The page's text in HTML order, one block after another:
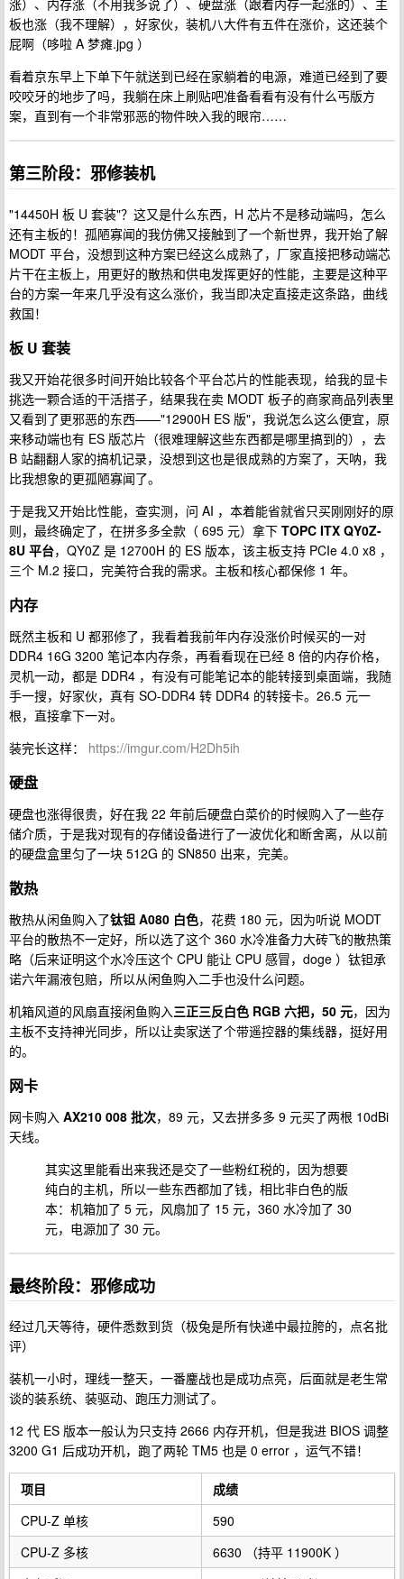
涨）、内存涨（不用我多说了）、硬盘涨（跟着内存一起涨的）、主
板也涨（我不理解），好家伙，装机八大件有五件在涨价，这还装个
屁啊（哆啦 A 梦瘫.jpg ）
看着京东早上下单下午就送到已经在家躺着的电源，难道已经到了要
咬咬牙的地步了吗，我躺在床上刷贴吧准备看看有没有什么丐版方
案，直到有一个非常邪恶的物件映入我的眼帘……
第三阶段：邪修装机
"14450H 板 U 套装"？这又是什么东西，H 芯片不是移动端吗，怎么
还有主板的！孤陋寡闻的我仿佛又接触到了一个新世界，我开始了解
MODT 平台，没想到这种方案已经这么成熟了，厂家直接把移动端芯
片干在主板上，用更好的散热和供电发挥更好的性能，主要是这种平
台的方案一年来几乎没有这么涨价，我当即决定直接走这条路，曲线
救国！
板 U 套装
我又开始花很多时间开始比较各个平台芯片的性能表现，给我的显卡
挑选一颗合适的干活搭子，结果我在卖 MODT 板子的商家商品列表里
又看到了更邪恶的东西——"12900H ES 版"，我说怎么这么便宜，原
来移动端也有 ES 版芯片（很难理解这些东西都是哪里搞到的），去
B 站翻翻人家的搞机记录，没想到这也是很成熟的方案了，天呐，我
比我想象的更孤陋寡闻了。
于是我又开始比性能，查实测，问 AI ，本着能省就省只买刚刚好的原
则，最终确定了，在拼多多全款（ 695 元）拿下 TOPC ITX QY0Z-
8U 平台，QY0Z 是 12700H 的 ES 版本，该主板支持 PCIe 4.0 x8 ，
三个 M.2 接口，完美符合我的需求。主板和核心都保修 1 年。
内存
既然主板和 U 都邪修了，我看着我前年内存没涨价时候买的一对
DDR4 16G 3200 笔记本内存条，再看看现在已经 8 倍的内存价格，
灵机一动，都是 DDR4 ，有没有可能笔记本的能转接到桌面端，我随
手一搜，好家伙，真有 SO-DDR4 转 DDR4 的转接卡。26.5 元一
根，直接拿下一对。
装完长这样： https://imgur.com/H2Dh5ih
硬盘
硬盘也涨得很贵，好在我 22 年前后硬盘白菜价的时候购入了一些存
储介质，于是我对现有的存储设备进行了一波优化和断舍离，从以前
的硬盘盒里匀了一块 512G 的 SN850 出来，完美。
散热
散热从闲鱼购入了钛钽 A080 白色，花费 180 元，因为听说 MODT
平台的散热不一定好，所以选了这个 360 水冷准备力大砖飞的散热策
略（后来证明这个水冷压这个 CPU 能让 CPU 感冒，doge ）钛钽承
诺六年漏液包赔，所以从闲鱼购入二手也没什么问题。
机箱风道的风扇直接闲鱼购入三正三反白色 RGB 六把，50 元，因为
主板不支持神光同步，所以让卖家送了个带遥控器的集线器，挺好用
的。
网卡
网卡购入 AX210 008 批次，89 元，又去拼多多 9 元买了两根 10dBi
天线。
其实这里能看出来我还是交了一些粉红税的，因为想要
纯白的主机，所以一些东西都加了钱，相比非白色的版
本：机箱加了 5 元，风扇加了 15 元，360 水冷加了 30
元，电源加了 30 元。
最终阶段：邪修成功
经过几天等待，硬件悉数到货（极兔是所有快递中最拉胯的，点名批
评）
装机一小时，理线一整天，一番鏖战也是成功点亮，后面就是老生常
谈的装系统、装驱动、跑压力测试了。
12 代 ES 版本一般认为只支持 2666 内存开机，但是我进 BIOS 调整
3200 G1 后成功开机，跑了两轮 TM5 也是 0 error ，运气不错！
项目
成绩
CPU-Z 单核
590
CPU-Z 多核
6630 （持平 11900K ）